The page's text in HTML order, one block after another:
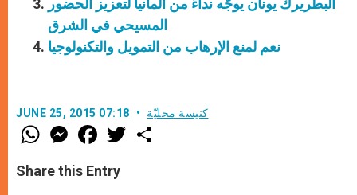
البطريرك يونان يوجّه نداءً من ألمانيا لتعزيز الحضور
المسيحي في الشرق
نعم لمنع الإرهاب من التمويل والتكنولوجيا
JUNE 25, 2015 07:18 كنيسة محليّة
W
h
t
s
M
e
s
e
F
a
e
b
w
Share this Entry